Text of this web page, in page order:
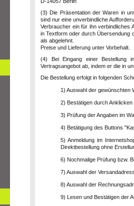
(3) Die Präsentation der Waren in
sind nur eine unverbindliche
Verbraucher ein für ihn verbindliches
in Textform oder durch Übersendung
als abgelehnt.
Preise und Lieferung unter Vorbehalt.
(4) Bei Eingang einer Bestellung
Vertragsangebot ab, indem er die in
Die Bestellung erfolgt in folgenden
1) Auswahl der gewünschten
2) Bestätigen durch
3) Prüfung der Angaben im
4) Betätigung des Buttons
5) Anmeldung im
Direktbestellung ohne
6) Nochmalige Prüfung bzw.
7) Auswahl der
8) Auswahl der
9) Lesen und Bestätigen der